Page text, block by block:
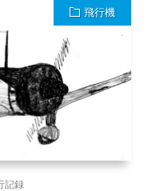
飛行機
記録